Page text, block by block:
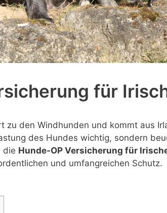
für
zu den Windhunden und kommt aus
des Hundes wichtig, sondern
die Hunde-OP Versicherung für
und umfangreichen Schutz.